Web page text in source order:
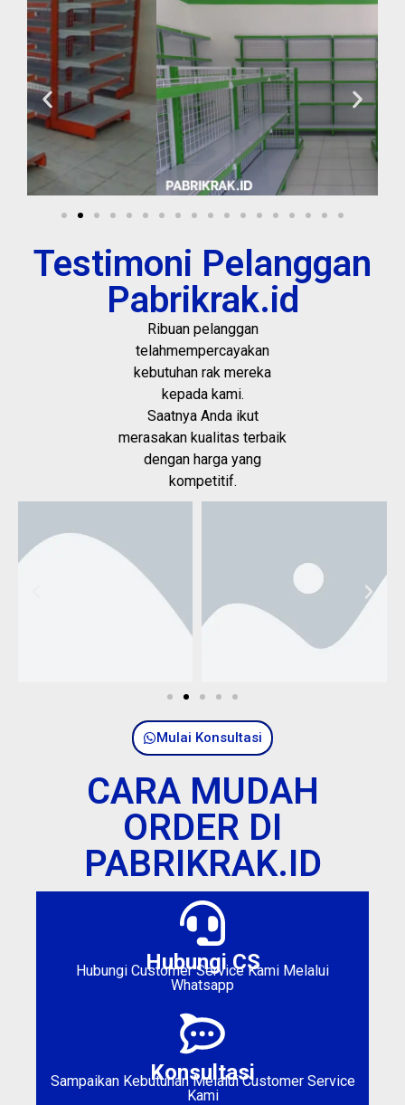
Testimoni Pelanggan
Pabrikrak.id
Ribuan pelanggan
telahmempercayakan
kebutuhan rak mereka
kepada kami.
Saatnya Anda ikut
merasakan kualitas terbaik
dengan harga yang
kompetitif.
Mulai Konsultasi
CARA MUDAH
ORDER DI
PABRIKRAK.ID
Hubungi Customer Service Kami Melalui
Whatsapp
Hubungi CS
Sampaikan Kebutuhan Melalui Customer Service
Kami
Konsultasi